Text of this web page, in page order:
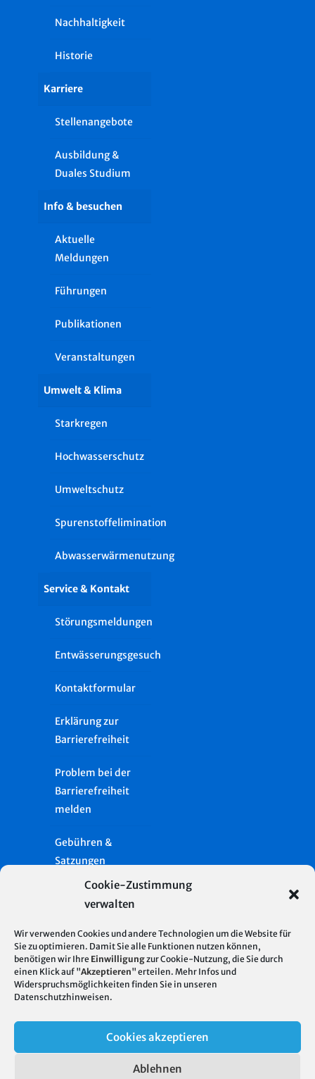
Cookie-Zustimmung
verwalten
Wir verwenden Cookies und andere Technologien um die Website für
Sie zu optimieren. Damit Sie alle Funktionen nutzen können,
benötigen wir Ihre Einwilligungzur Cookie-Nutzung, die Sie durch
einen Klick auf "Akzeptieren" erteilen. Mehr Infos und
Widerspruchsmöglichkeiten finden Sie in unseren
Datenschutzhinweisen.
Cookies akzeptieren
Ablehnen
Nachhaltigkeit
Historie
Karriere
Stellenangebote
Ausbildung &
Duales Studium
Info & besuchen
Aktuelle
Meldungen
Führungen
Publikationen
Veranstaltungen
Umwelt & Klima
Starkregen
Hochwasserschutz
Umweltschutz
Spurenstoffelimination
Abwasserwärmenutzung
Service & Kontakt
Störungsmeldungen
Entwässerungsgesuch
Kontaktformular
Erklärung zur
Barrierefreiheit
Problem bei der
Barrierefreiheit
melden
Gebühren &
Satzungen
Presse
Glossar
Impressum
© 2026
Stadtentwässerung
Server Standort
Deutschland
regenerativer
Energie